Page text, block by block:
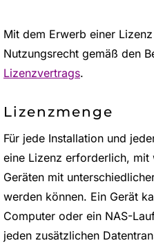
Mit dem Erwerb einer
Nutzungsrecht gemäß den
Lizenzvertrags.
Lizenzmenge
Für jede Installation und
eine Lizenz erforderlich, mit
Geräten mit
werden können. Ein Gerät
Computer oder ein NAS-
jeden zusätzlichen